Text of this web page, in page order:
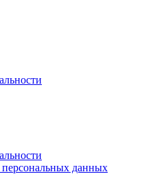
персональных данных